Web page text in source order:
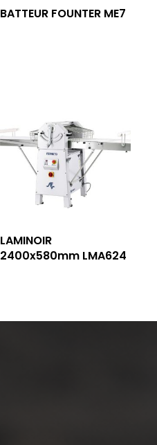
Lire La Suite
BATTEUR FOUNTER ME7
Lire La Suite
LAMINOIR
2400x580mm LMA624